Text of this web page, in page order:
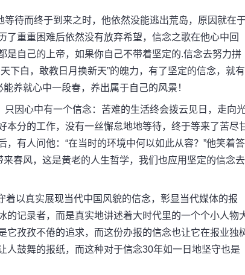
待而终于到来之时，他依然没能逃出荒岛，原因就在
重重困难后依然没有放弃希望，信念之歌在他心中回
是自己的上帝，如果你自己不带着坚定的.信念去努力拼
下白，敢教日月换新天”的魄力，有了坚定的信念，就有
养就心中一段春，养出属于自己的风景！
因心中有一个信念：苦难的生活终会拨云见日，走向
本分的工作，没有一丝懈怠地地等待，终于等来了苦尽
有人问他：“在当时的环境中何以如此从容？”他笑着答
春风，这是黄老的人生哲学，我们也应用坚定的信念去
以真实展现当代中国风貌的信念，彰显当代媒体的报
记录者，而是真实地讲述着大时代里的一个个小人物
它孜孜不倦的追求，而这份办报的信念也让它在报业独
鼓舞的报纸，而这种对于信念30年如一日地坚守也是